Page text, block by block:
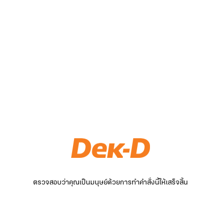
ตรวจสอบว่าคุณเป็นมนุษย์ด้วยการทำคำสั่งนี้ให้เสร็จสิ้น